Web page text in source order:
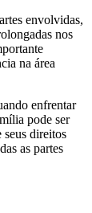
envolvidas,
nos
na área
enfrentar
pode ser
seus direitos
as partes